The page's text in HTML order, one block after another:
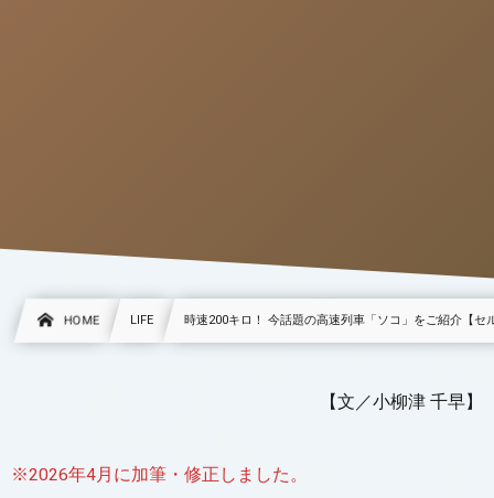
HOME LIFE 時速200キロ！ 今話題の高速列車「ソコ」をご紹介【セ
【文／小柳津 千早】
※2026年4月に加筆・修正しました。